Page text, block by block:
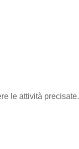
le attività precisate.